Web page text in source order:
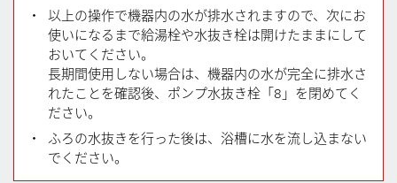
・
以上の操作で機器内の水が排水されますので、次にお
使いになるまで給湯栓や水抜き栓は開けたままにして
おいてください。
長期間使用しない場合は、機器内の水が完全に排水さ
れたことを確認後、ポンプ水抜き栓「8」を閉めてく
ださい。
・
ふろの水抜きを行った後は、浴槽に水を流し込まない
でください。